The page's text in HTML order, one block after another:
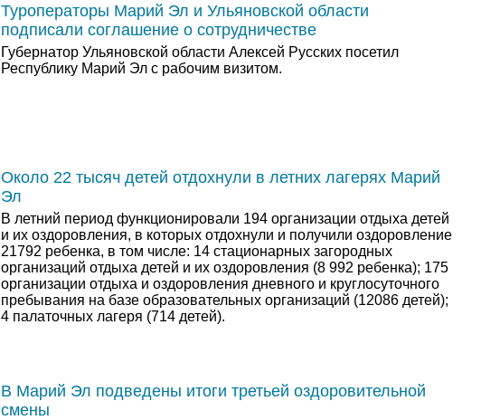
Туроператоры Марий Эл и Ульяновской области
подписали соглашение о сотрудничестве
Губернатор Ульяновской области Алексей Русских посетил
Республику Марий Эл с рабочим визитом.
Около 22 тысяч детей отдохнули в летних лагерях Марий
Эл
В летний период функционировали 194 организации отдыха детей
и их оздоровления, в которых отдохнули и получили оздоровление
21792 ребенка, в том числе: 14 стационарных загородных
организаций отдыха детей и их оздоровления (8 992 ребенка); 175
организации отдыха и оздоровления дневного и круглосуточного
пребывания на базе образовательных организаций (12086 детей);
4 палаточных лагеря (714 детей).
В Марий Эл подведены итоги третьей оздоровительной
смены